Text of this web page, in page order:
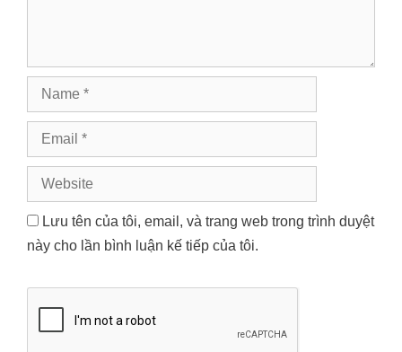
Name
Email
Website
Lưu tên của tôi, email, và trang web trong trình duyệt
này cho lần bình luận kế tiếp của tôi.